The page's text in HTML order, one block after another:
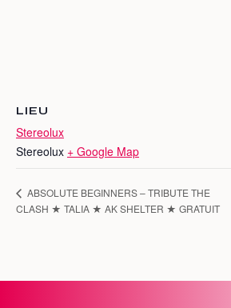
LIEU
Stereolux
Stereolux + Google Map
ABSOLUTE BEGINNERS – TRIBUTE THE
CLASH ★ TALIA ★ AK SHELTER ★ GRATUIT